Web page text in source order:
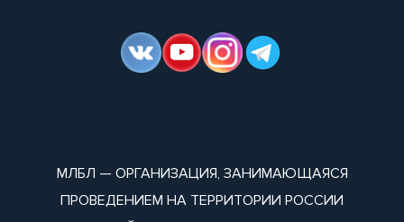
МЛБЛ — ОРГАНИЗАЦИЯ, ЗАНИМАЮЩАЯСЯ
ПРОВЕДЕНИЕМ НА ТЕРРИТОРИИ РОССИИ